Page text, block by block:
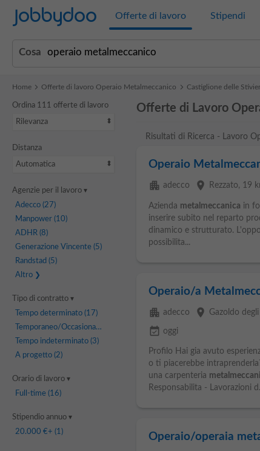
Jobbydoo Offerte di lavoro Stipendi
Cosa
Home Offerte di lavoro Operaio Metalmeccanico Castiglione delle
Ordina 111 offerte di lavoro
Rilevanza
Distanza
Automatica
Agenzie per il lavoro
Adecco(27)
Manpower(10)
ADHR(8)
Generazione Vincente(5)
Randstad (5)
Altro
Tipo di contratto
Tempo determinato(17)
Temporaneo/Occasionale
Tempo indeterminato(3)
A progetto(2)
Orario di lavoro
Full-time(16)
Stipendio annuo
20.000 €+ (1)
Offerte di Lavoro
Risultati di Ricerca - Lavoro
Operaio
apartment adecco place Rezzato, 19
Azienda metalmeccanica in
inserire subito nel reparto
dinamico e strutturato.
possibilita...
Operaio/a
apartment adecco place Gazoldo
event_available oggi
Profilo Hai gia avuto
o ti piacerebbe
una carpenteria
Responsabilita - Lavorazioni
Operaio/operaia